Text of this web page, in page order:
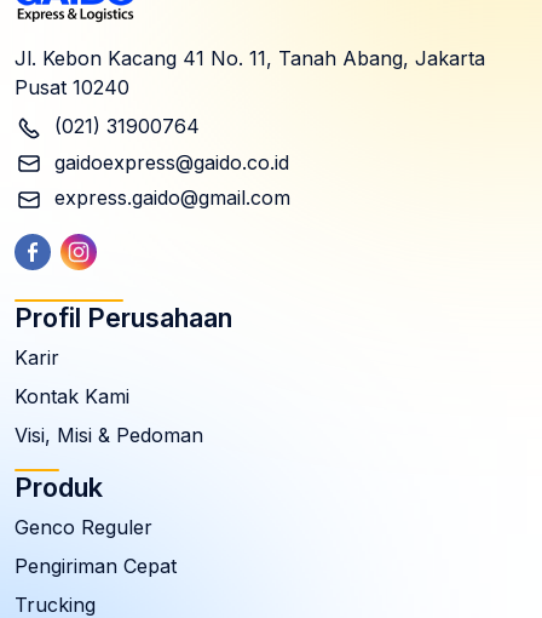
Jl. Kebon Kacang 41 No. 11, Tanah Abang, Jakarta
Pusat 10240
(021) 31900764
gaidoexpress@gaido.co.id
express.gaido@gmail.com
Profil Perusahaan
Karir
Kontak Kami
Visi, Misi & Pedoman
Produk
Genco Reguler
Pengiriman Cepat
Trucking